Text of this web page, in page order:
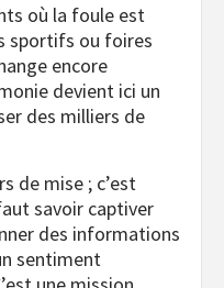
où la foule est
sportifs ou foires
encore
devient ici un
des milliers de
de mise ; c’est
savoir captiver
des informations
sentiment